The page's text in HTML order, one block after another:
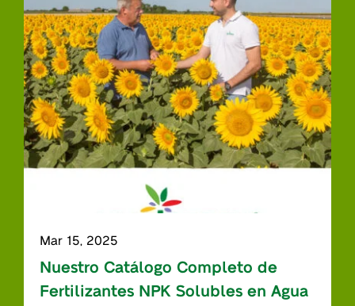
Mar 15, 2025
Nuestro Catálogo Completo de
Fertilizantes NPK Solubles en Agua